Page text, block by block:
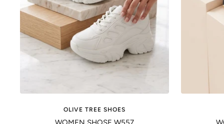
OLIVE TREE SHOES